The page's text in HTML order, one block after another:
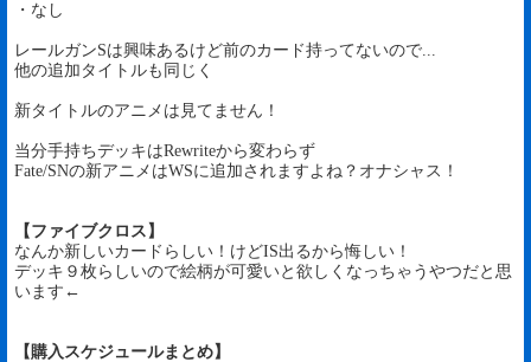
・なし
レールガンSは興味あるけど前のカード持ってないので...
他の追加タイトルも同じく
新タイトルのアニメは見てません！
当分手持ちデッキはRewriteから変わらず
Fate/SNの新アニメはWSに追加されますよね？オナシャス！
【ファイブクロス】
なんか新しいカードらしい！けどIS出るから悔しい！
デッキ９枚らしいので絵柄が可愛いと欲しくなっちゃうやつだと思
います←
【購入スケジュールまとめ】